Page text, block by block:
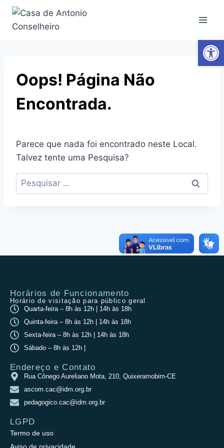
Oops! Página Não
Encontrada.
Parece que nada foi encontrado neste Local.
Talvez tente uma Pesquisa?
Horários de Funcionamento
Horário de visitação para público geral
Quarta-feira – 8h às 12h | 14h às 18h
Quinta-feira – 8h às 12h | 14h às 18h
Sexta-feira – 8h às 12h | 14h às 18h
Sábado – 8h às 12h |
Endereço e Contato
Rua Cônego Aureliano Mota, 210, Quixeramobim-CE
ascom.cac@idm.org.br
pedagogico.cac@idm.org.br
LGPD
Termo de uso